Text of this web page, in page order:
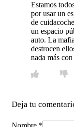
Estamos
por usar un
de
un espacio
auto. La
destrocen
nada más
Deja tu
Nombre *